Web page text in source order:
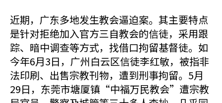
近期，广东多地发生教会逼迫案。其主要特点
是针对拒绝加入官方三自教会的信徒，采用跟
踪、暗中调查等方式，找借口拘留基督徒。如
今年6月3日，广州白云区信徒李红敏，被指非
法印刷、出售宗教刊物，遭到刑事拘留。5月
29日，东莞市塘厦镇“中福万民教会”遭宗教